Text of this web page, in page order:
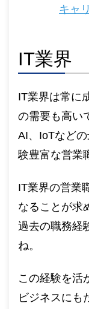
キャ
IT業界
IT業界は常に
の需要も高い
AI、IoTなど
験豊富な営業
IT業界の営業
なることが求
過去の職務経
ね。
この経験を活
ビジネスにも